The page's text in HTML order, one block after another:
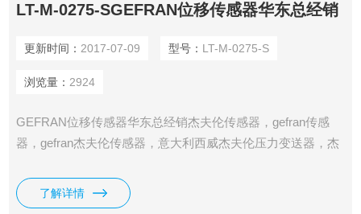
LT-M-0275-SGEFRAN位移传感器华东总经销
更新时间： 2017-07-09 型号： LT-M-0275-S
浏览量： 2924
GEFRAN位移传感器华东总经销杰夫伦传感器，gefran传感
器，gefran杰夫伦传感器，意大利西威杰夫伦压力变送器，杰
国家拥有700多名员工,并设立了6个制造工厂. 多年来GEFRAN
以西方市场为中心,拥有*的影响力,并在快速增长的市场不断前
了解详情